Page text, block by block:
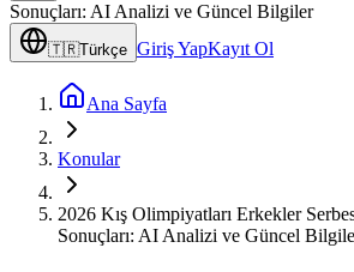
Sonuçları: AI Analizi ve Güncel Bilgiler
🇹🇷Türkçe Giriş YapKayıt Ol
Ana Sayfa
Konular
2026 Kış Olimpiyatları Erkekler
Sonuçları: AI Analizi ve Güncel